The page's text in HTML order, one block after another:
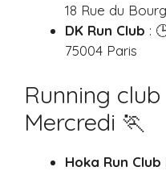
18 Rue du
DK Run Club :
75004 Paris
Running
Mercredi 🏃
Hoka Run Club